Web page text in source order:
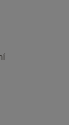
stránka